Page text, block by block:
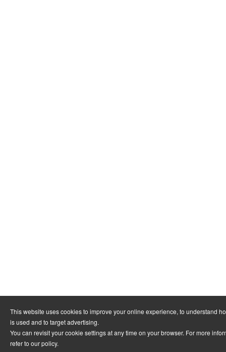
This website uses cookies to improve your online experience, to understand
is used and to target advertising.
You can revisit your cookie settings at any time on your browser. For more
refer to our policy.